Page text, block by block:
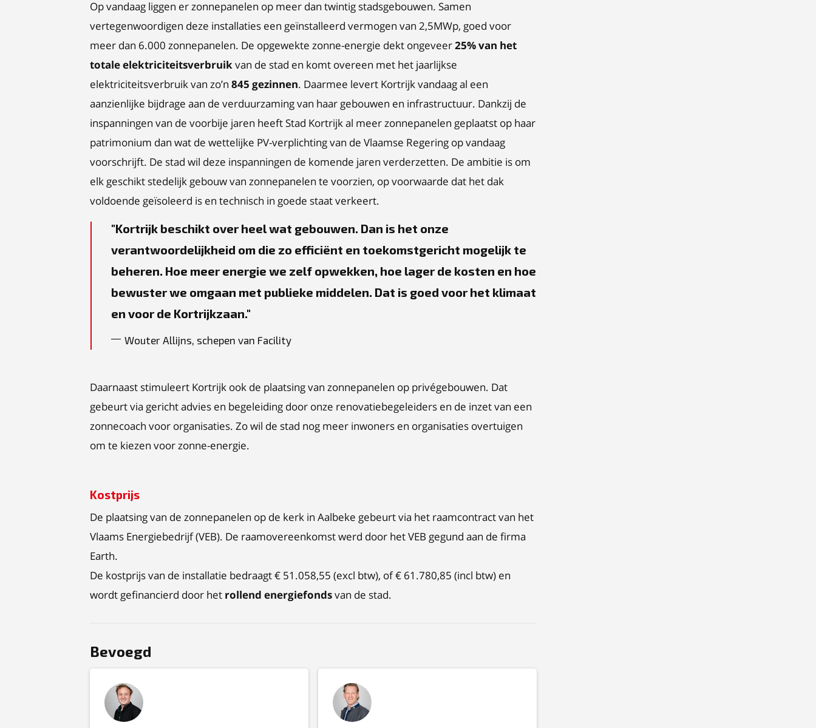
Op vandaag liggen er zonnepanelen op meer dan twintig stadsgebouwen. Samen
vertegenwoordigen deze installaties een geïnstalleerd vermogen van 2,5MWp, goed voor
meer dan 6.000 zonnepanelen. De opgewekte zonne-energie dekt ongeveer25% van het
totale elektriciteitsverbruikvan de stad en komt overeen met het jaarlijkse
elektriciteitsverbruik van zo’n 845 gezinnen. Daarmee levert Kortrijk vandaag al een
aanzienlijke bijdrage aan de verduurzaming van haar gebouwen en infrastructuur. Dankzij de
inspanningen van de voorbije jaren heeft Stad Kortrijk al meer zonnepanelen geplaatst op haar
patrimonium dan wat de wettelijke PV-verplichting van de Vlaamse Regering op vandaag
voorschrijft. De stad wil deze inspanningen de komende jaren verderzetten. De ambitie is om
elk geschikt stedelijk gebouw van zonnepanelen te voorzien, op voorwaarde dat het dak
voldoende geïsoleerd is en technisch in goede staat verkeert.
Kortrijk beschikt over heel wat gebouwen. Dan is het onze
verantwoordelijkheid om die zo efficiënt en toekomstgericht mogelijk te
beheren. Hoe meer energie we zelf opwekken, hoe lager de kosten en hoe
bewuster we omgaan met publieke middelen. Dat is goed voor het klimaat
en voor de Kortrijkzaan.
Wouter Allijns, schepen van Facility
Daarnaast stimuleert Kortrijk ook de plaatsing van zonnepanelen op privégebouwen. Dat
gebeurt via gericht advies en begeleiding door onze renovatiebegeleiders en de inzet van een
zonnecoach voor organisaties. Zo wil de stad nog meer inwoners en organisaties overtuigen
om te kiezen voor zonne-energie.
Kostprijs
De plaatsing van de zonnepanelen op de kerk in Aalbeke gebeurt via het raamcontract van het
Vlaams Energiebedrijf (VEB). De raamovereenkomst werd door het VEB gegund aan de firma
Earth.
De kostprijs van de installatie bedraagt€ 51.058,55 (excl btw), of € 61.780,85 (incl btw) en
wordt gefinancierd door het rollend energiefondsvan de stad.
Bevoegd